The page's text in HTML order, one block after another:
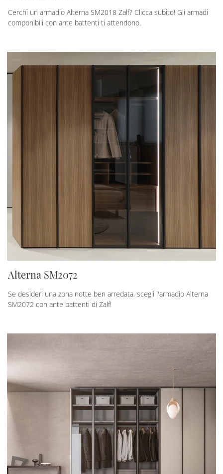
Cerchi un armadio Alterna SM2018 Zalf? Clicca subito! Gli armadi
componibili con ante battenti ti attendono.
Alterna SM2072
Se desideri una zona notte ben arredata, scegli l'armadio Alterna
SM2072 con ante battenti di Zalf!